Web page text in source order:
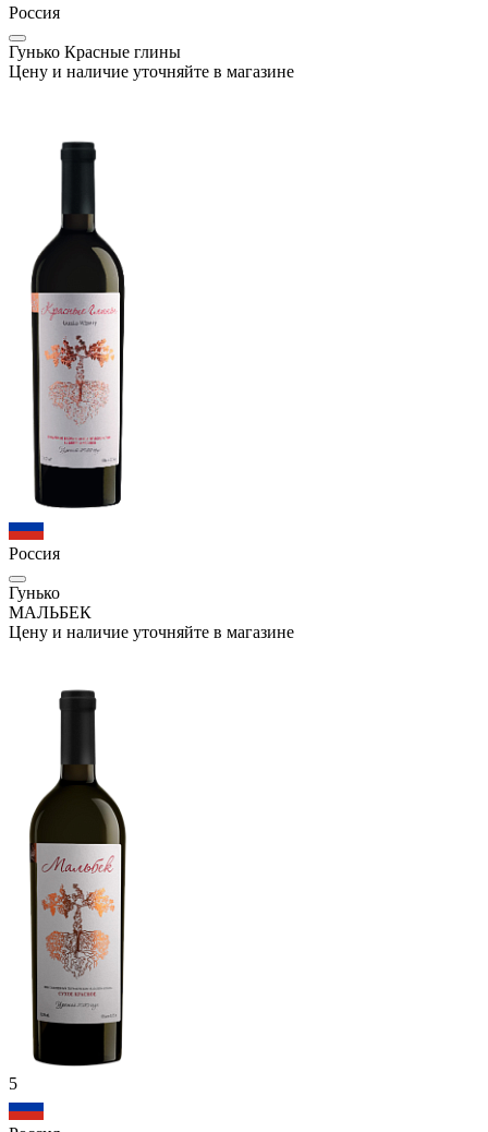
Россия
Гунько Красные глины
Цену и наличие уточняйте в магазине
Россия
Гунько
МАЛЬБЕК
Цену и наличие уточняйте в магазине
5